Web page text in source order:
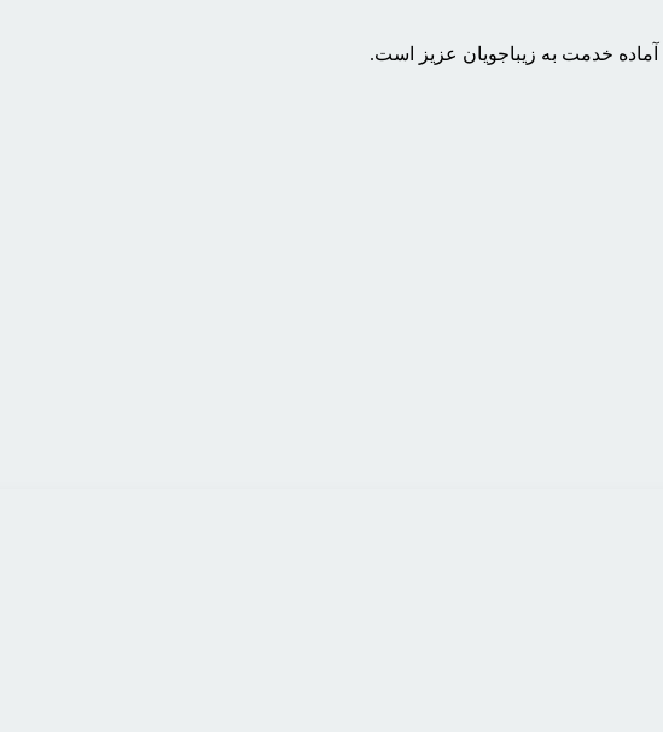
خدمت به زیباجویان عزیز است.